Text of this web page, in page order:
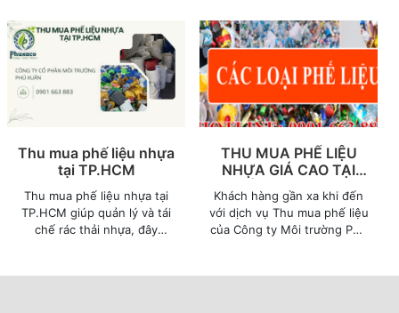
các loại thùng nhựa, tank
nhựa cũ thường xuyên phát
là nilon, đang trở thành bài
toán môi trường cấp bách.
Thu mua phế liệu nhựa
tại TP.HCM
Thu mua phế liệu nhựa tại
TP.HCM giúp quản lý và tái
chế rác thải nhựa, đây
lại lợi ích kinh tế bền vững
THU MUA PHẾ LIỆU
NHỰA GIÁ CAO TẠI
BÌNH DƯƠNG
Khách hàng gần xa khi đến
với dịch vụ Thu mua phế liệu
của Công ty Môi trường Phú
24/7, chính sách chi hoa